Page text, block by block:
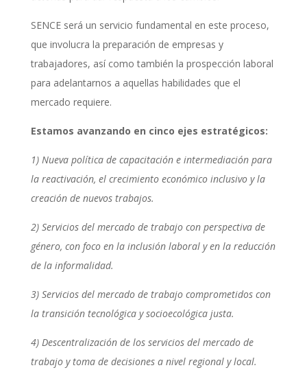
SENCE será un servicio fundamental en este proceso,
que involucra la preparación de empresas y
trabajadores, así como también la prospección laboral
para adelantarnos a aquellas habilidades que el
mercado requiere.
Estamos avanzando en cinco ejes estratégicos:
1) Nueva política de capacitación e intermediación para
la reactivación, el crecimiento económico inclusivo y la
creación de nuevos trabajos.
2) Servicios del mercado de trabajo con perspectiva de
género, con foco en la inclusión laboral y en la reducción
de la informalidad.
3) Servicios del mercado de trabajo comprometidos con
la transición tecnológica y socioecológica justa.
4) Descentralización de los servicios del mercado de
trabajo y toma de decisiones a nivel regional y local.